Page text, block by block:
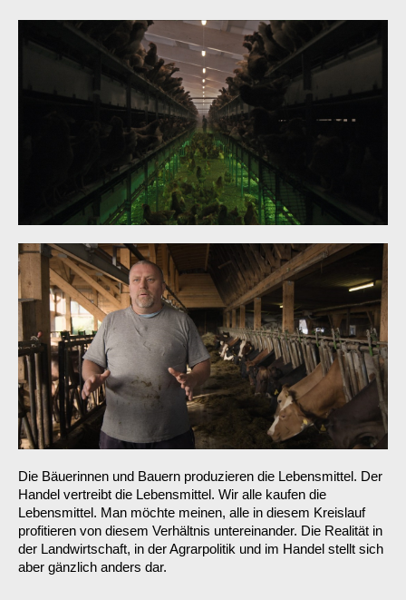
Die Bäuerinnen und Bauern produzieren die Lebensmittel. Der
Handel vertreibt die Lebensmittel. Wir alle kaufen die
Lebensmittel. Man möchte meinen, alle in diesem Kreislauf
profitieren von diesem Verhältnis untereinander. Die Realität in
der Landwirtschaft, in der Agrarpolitik und im Handel stellt sich
aber gänzlich anders dar.